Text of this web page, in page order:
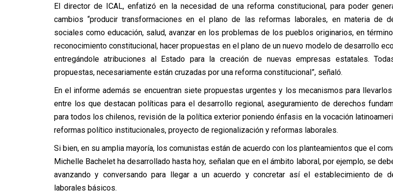
El director de ICAL, enfatizó en la necesidad de una reforma constitucional, para poder
cambios “producir transformaciones en el plano de las reformas laborales, en materia de
sociales como educación, salud, avanzar en los problemas de los pueblos originarios, en
reconocimiento constitucional, hacer propuestas en el plano de un nuevo modelo de desarrollo
entregándole atribuciones al Estado para la creación de nuevas empresas estatales.
propuestas, necesariamente están cruzadas por una reforma constitucional”, señaló.
En el informe además se encuentran siete propuestas urgentes y los mecanismos para
entre los que destacan políticas para el desarrollo regional, aseguramiento de derechos
para todos los chilenos, revisión de la política exterior poniendo énfasis en la vocación
reformas político institucionales, proyecto de regionalización y reformas laborales.
Si bien, en su amplia mayoría, los comunistas están de acuerdo con los planteamientos que el
Michelle Bachelet ha desarrollado hasta hoy, señalan que en el ámbito laboral, por ejemplo, se
avanzando y conversando para llegar a un acuerdo y concretar así el establecimiento de
laborales básicos.